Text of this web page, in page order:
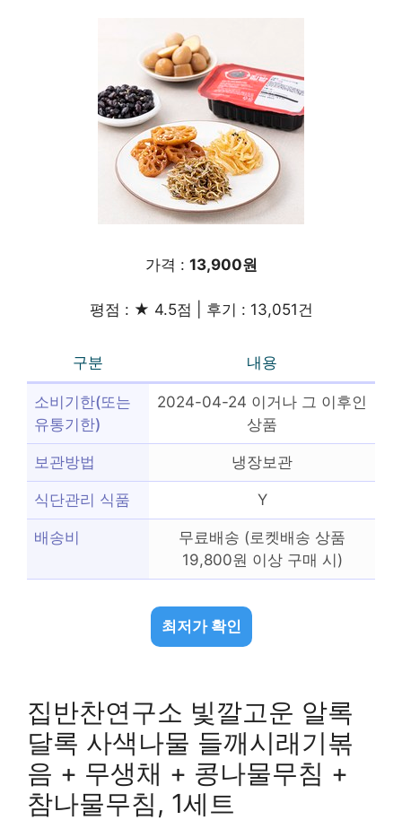
가격 : 13,900원
평점 : ★ 4.5점 | 후기 : 13,051건
구분 내용
소비기한(또는
유통기한)
2024-04-24 이거나 그 이후인
상품
보관방법 냉장보관
식단관리 식품 Y
배송비
무료배송 (로켓배송 상품
19,800원 이상 구매 시)
최저가 확인
집반찬연구소 빛깔고운 알록
달록 사색나물 들깨시래기볶
음 + 무생채 + 콩나물무침 +
참나물무침, 1세트